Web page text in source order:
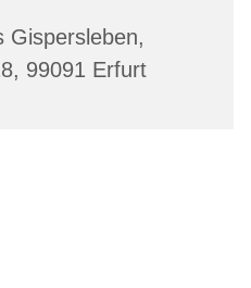
Gispersleben,
99091 Erfurt